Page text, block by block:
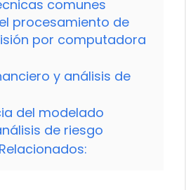
comunes
procesamiento de
por computadora
y análisis de
del modelado
de riesgo